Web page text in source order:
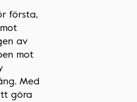
första,
av
mot
Med
göra